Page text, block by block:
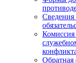
Сведения
Обратная